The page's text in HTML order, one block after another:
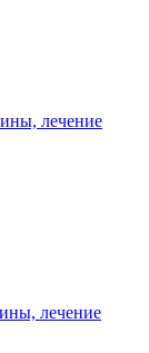
лечение
лечение